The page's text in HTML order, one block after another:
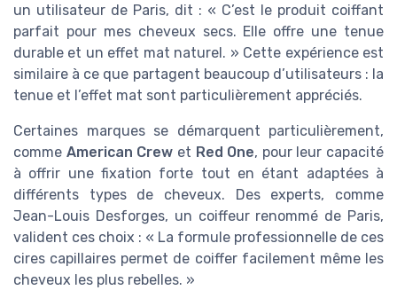
un utilisateur de Paris, dit : « C’est le produit coiffant
parfait pour mes cheveux secs. Elle offre une tenue
durable et un effet mat naturel. » Cette expérience est
similaire à ce que partagent beaucoup d’utilisateurs : la
tenue et l’effet mat sont particulièrement appréciés.
Certaines marques se démarquent particulièrement,
comme American Crew et Red One, pour leur capacité
à offrir une fixation forte tout en étant adaptées à
différents types de cheveux. Des experts, comme
Jean-Louis Desforges, un coiffeur renommé de Paris,
valident ces choix : « La formule professionnelle de ces
cires capillaires permet de coiffer facilement même les
cheveux les plus rebelles. »